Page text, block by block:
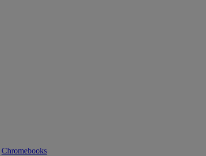
Chromebooks